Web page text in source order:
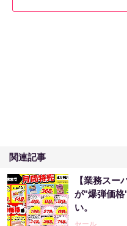
関連記事
【業務スー
が"爆弾価格
い。